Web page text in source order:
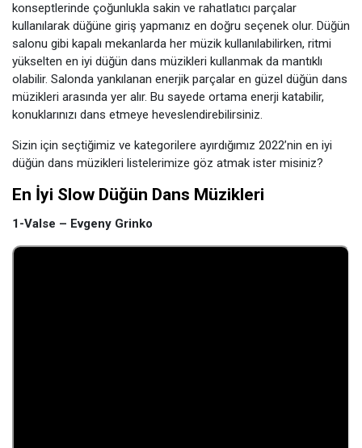
konseptlerinde çoğunlukla sakin ve rahatlatıcı parçalar
kullanılarak düğüne giriş yapmanız en doğru seçenek olur. Düğün
salonu gibi kapalı mekanlarda her müzik kullanılabilirken, ritmi
yükselten en iyi düğün dans müzikleri kullanmak da mantıklı
olabilir. Salonda yankılanan enerjik parçalar en güzel düğün dans
müzikleri arasında yer alır. Bu sayede ortama enerji katabilir,
konuklarınızı dans etmeye heveslendirebilirsiniz.
Sizin için seçtiğimiz ve kategorilere ayırdığımız 2022’nin en iyi
düğün dans müzikleri listelerimize göz atmak ister misiniz?
En İyi Slow Düğün Dans Müzikleri
1-Valse – Evgeny Grinko